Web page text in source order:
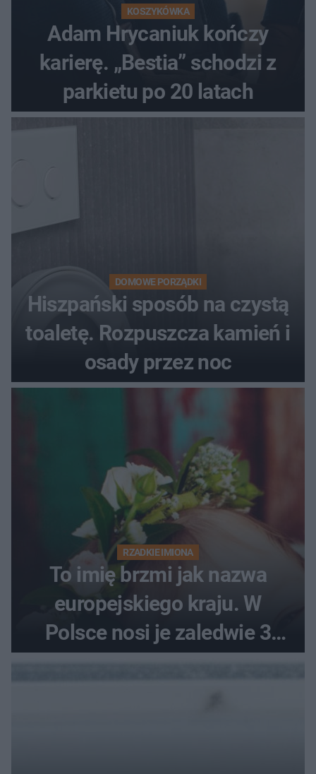
KOSZYKÓWKA
Adam Hrycaniuk kończy
karierę. „Bestia” schodzi z
parkietu po 20 latach
DOMOWE PORZĄDKI
Hiszpański sposób na czystą
toaletę. Rozpuszcza kamień i
osady przez noc
RZADKIE IMIONA
To imię brzmi jak nazwa
europejskiego kraju. W
Polsce nosi je zaledwie 3
kobiety